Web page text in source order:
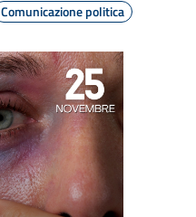
Comunicazione politica